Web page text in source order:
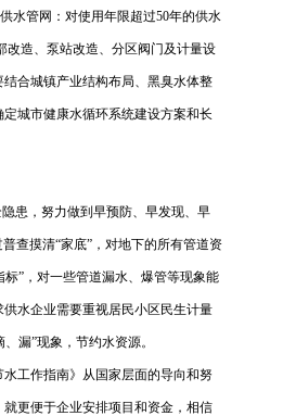
水管网：对使用年限超过50年的供水
改造、泵站改造、分区阀门及计量设
合城镇产业结构布局、黑臭水体整
城市健康水循环系统建设方案和长
患，努力做到早预防、早发现、早
查摸清“家底”，对地下的所有管道资
”，对一些管道漏水、爆管等现象能
水企业需要重视居民小区民生计量
漏”现象，节约水资源。
工作指南》从国家层面的导向和努
更便于企业安排项目和资金，相信